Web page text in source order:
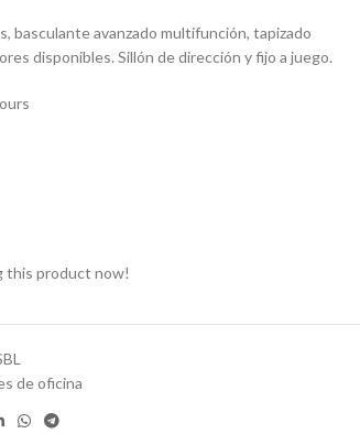
basculante avanzado multifunción, tapizado
disponibles. Sillón de dirección y fijo a juego.
this product now!
de oficina